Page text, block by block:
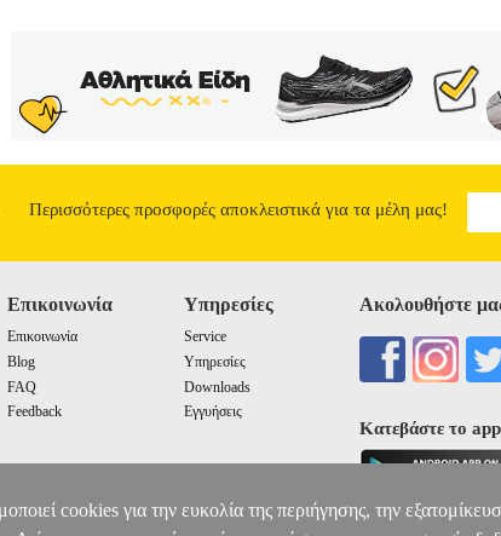
Περισσότερες προσφορές αποκλειστικά για τα μέλη μας!
Επικοινωνία
Επικοινωνία
Blog
FAQ
Feedback
Υπηρεσίες
Service
Υπηρεσίες
Downloads
Εγγυήσεις
Ακολουθήστε
Κατεβάστε το
cookies για την ευκολία της περιήγησης, την